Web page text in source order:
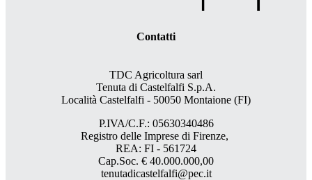
Contatti
TDC Agricoltura sarl
Tenuta di Castelfalfi S.p.A.
Località Castelfalfi - 50050 Montaione (FI)
P.IVA/C.F.: 05630340486
Registro delle Imprese di Firenze,
REA: FI - 561724
Cap.Soc. € 40.000.000,00
tenutadicastelfalfi@pec.it